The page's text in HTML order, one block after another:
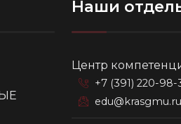
Наши
Центр
+7 (391) 220-98-
edu@krasgmu.ru